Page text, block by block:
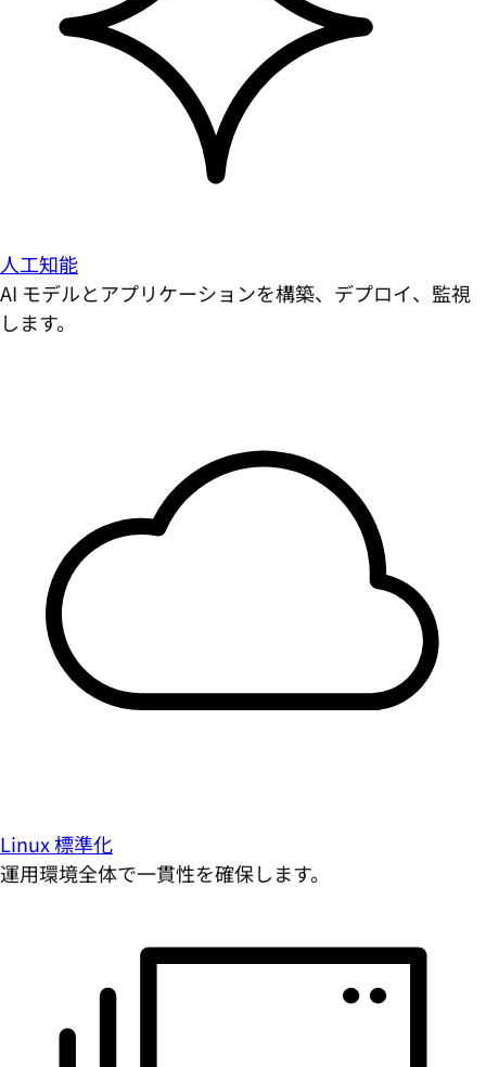
人工知能
AI モデルとアプリケーションを構築、デプロイ、監視
します。
Linux 標準化
運用環境全体で一貫性を確保します。